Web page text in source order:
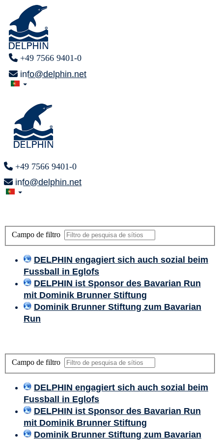
+49 7566 9401-0
info@delphin.net
+49 7566 9401-0
info@delphin.net
Campo de filtro
DELPHIN engagiert sich auch sozial beim
Fussball in Eglofs
DELPHIN ist Sponsor des Bavarian Run
mit Dominik Brunner Stiftung
Dominik Brunner Stiftung zum Bavarian
Run
Campo de filtro
DELPHIN engagiert sich auch sozial beim
Fussball in Eglofs
DELPHIN ist Sponsor des Bavarian Run
mit Dominik Brunner Stiftung
Dominik Brunner Stiftung zum Bavarian